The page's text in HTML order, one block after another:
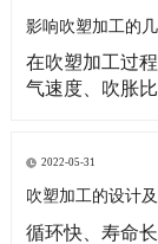
影响吹塑加工的
在吹塑加工过
气速度、吹胀
状；二是对东
料的品种及型
2022-05-31
吹塑加工的设计
循环快、寿命